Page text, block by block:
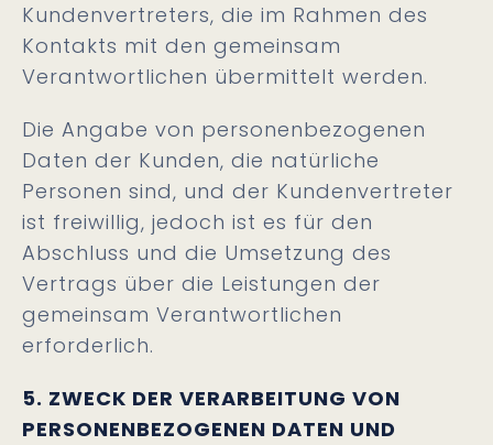
Kundenvertreters, die im Rahmen des
Kontakts mit den gemeinsam
Verantwortlichen übermittelt werden.
Die Angabe von personenbezogenen
Daten der Kunden, die natürliche
Personen sind, und der Kundenvertreter
ist freiwillig, jedoch ist es für den
Abschluss und die Umsetzung des
Vertrags über die Leistungen der
gemeinsam Verantwortlichen
erforderlich.
5. ZWECK DER VERARBEITUNG VON
PERSONENBEZOGENEN DATEN UND